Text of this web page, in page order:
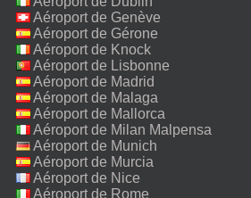
Aéroport de Genève
Aéroport de Gérone
Aéroport de Knock
Aéroport de Lisbonne
Aéroport de Madrid
Aéroport de Malaga
Aéroport de Mallorca
Aéroport de Milan Malpensa
Aéroport de Munich
Aéroport de Murcia
Aéroport de Nice
Aéroport de Rome